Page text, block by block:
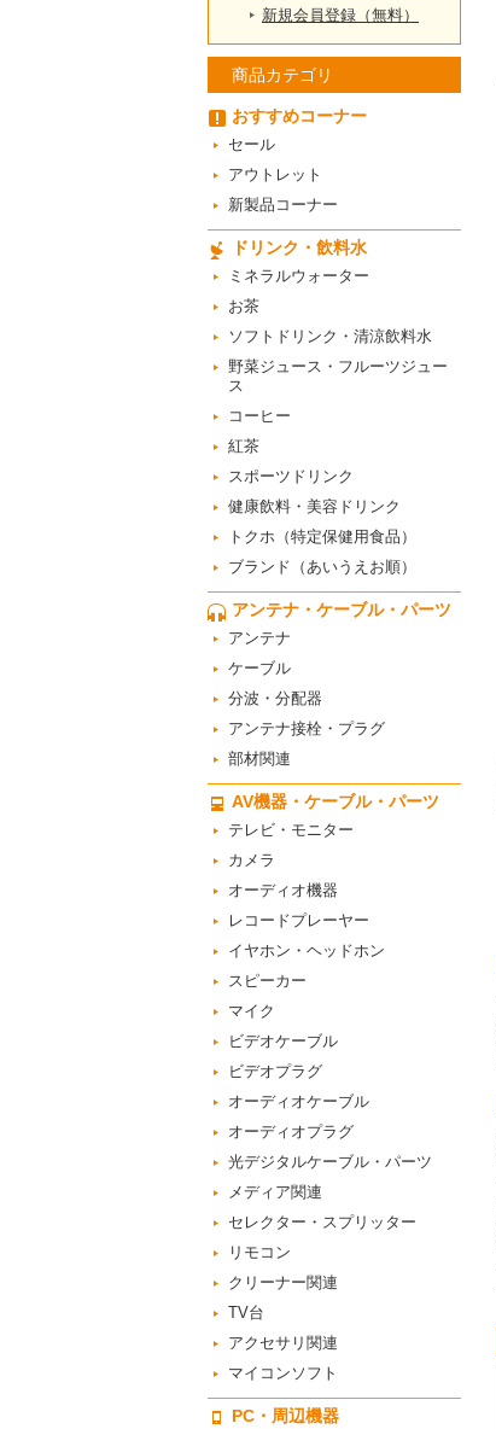
新規会員登録（無料）
商品カテゴリ
おすすめコーナー
セール
アウトレット
新製品コーナー
ドリンク・飲料水
ミネラルウォーター
お茶
ソフトドリンク・清涼飲料水
野菜ジュース・フルーツジュー
ス
コーヒー
紅茶
スポーツドリンク
健康飲料・美容ドリンク
トクホ（特定保健用食品）
ブランド（あいうえお順）
アンテナ・ケーブル・パーツ
アンテナ
ケーブル
分波・分配器
アンテナ接栓・プラグ
部材関連
AV機器・ケーブル・パーツ
テレビ・モニター
カメラ
オーディオ機器
レコードプレーヤー
イヤホン・ヘッドホン
スピーカー
マイク
ビデオケーブル
ビデオプラグ
オーディオケーブル
オーディオプラグ
光デジタルケーブル・パーツ
メディア関連
セレクター・スプリッター
リモコン
クリーナー関連
TV台
アクセサリ関連
マイコンソフト
PC・周辺機器